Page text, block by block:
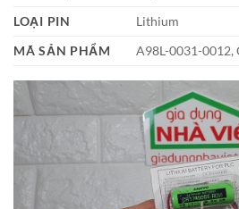
LOẠI PIN
Lithium
MÃ SẢN PHẨM
A98L-0031-0012,